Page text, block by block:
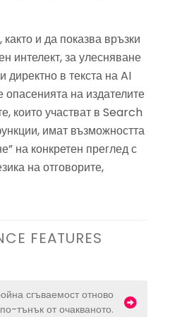
и да показва връзки
интелект, за улесняване
в текста на AI
на издателите
които участват в Search
имат възможността
на конкретен преглед с
на отговорите,
FEATURES
сгъваемост отново
тънък от очакваното.